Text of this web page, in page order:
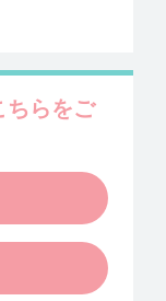
ちらをご